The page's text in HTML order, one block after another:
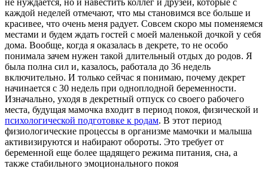
не нуждается, но и навестить коллег и друзей, которые с
каждой неделей отмечают, что мы становимся все больше и
красивее, что очень меня радует. Совсем скоро мы поменяемся
местами и будем ждать гостей с моей маленькой дочкой у себя
дома. Вообще, когда я оказалась в декрете, то не особо
понимала зачем нужен такой длительный отдых до родов. Я
была полна сил и, казалось, работала до 36 недель
включительно. И только сейчас я понимаю, почему декрет
начинается с 30 недель при одноплодной беременности.
Изначально, уходя в декретный отпуск со своего рабочего
места, будущая мамочка входит в период покоя, физической и
психологической подготовке к родам. В этот период
физиологические процессы в организме мамочки и малыша
активизируются и набирают обороты. Это требует от
беременной еще более щадящего режима питания, сна, а
также стабильного эмоционального покоя